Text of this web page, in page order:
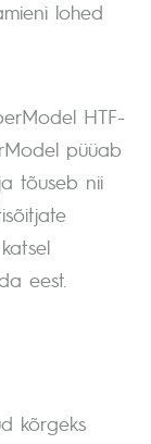
lohed
HTF-
püüab
tõuseb nii
eest.
kõrgeks